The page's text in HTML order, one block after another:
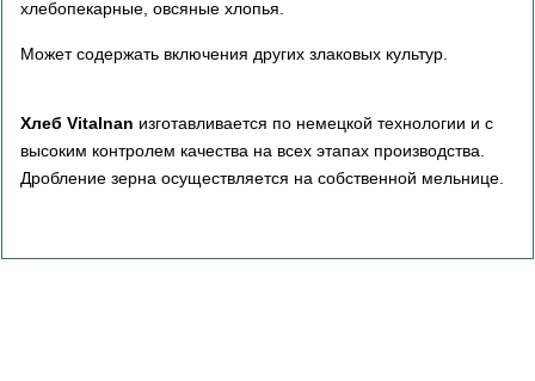
хлебопекарные, овсяные хлопья.
Может содержать включения других злаковых культур.
Хлеб Vitalnan изготавливается по немецкой технологии и с
высоким контролем качества на всех этапах производства.
Дробление зерна осуществляется на собственной мельнице.